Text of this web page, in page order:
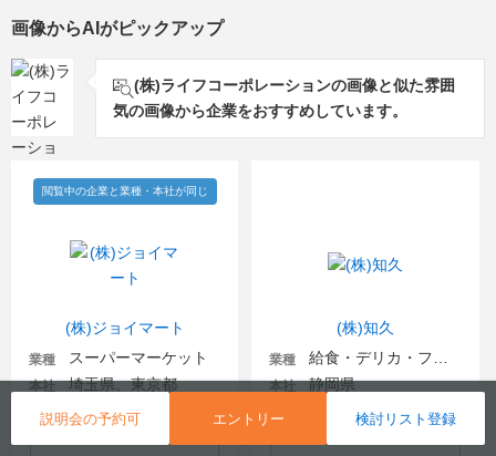
説明会の予約可 エントリー 検討リスト登録
画像からAIがピックアップ
(株)ライフコーポレーションの画像と似た雰囲
気の画像から企業をおすすめしています。
(株)ジョイマート
閲覧中の企業と業種・本社が同じ
業種 スーパーマーケット
本社 埼玉県、東京都
(株)知久
業種
本社 静岡県